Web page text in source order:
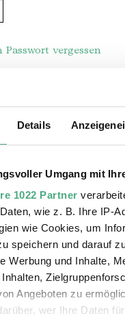
Details
Umgang mit
1022 Partner
wie z. B. Ihre IP-
wie Cookies, um
speichern und darauf
Werbung und Inhalte,
Angeboten zu
wer Ihre Daten
Passwort vergessen
– 79